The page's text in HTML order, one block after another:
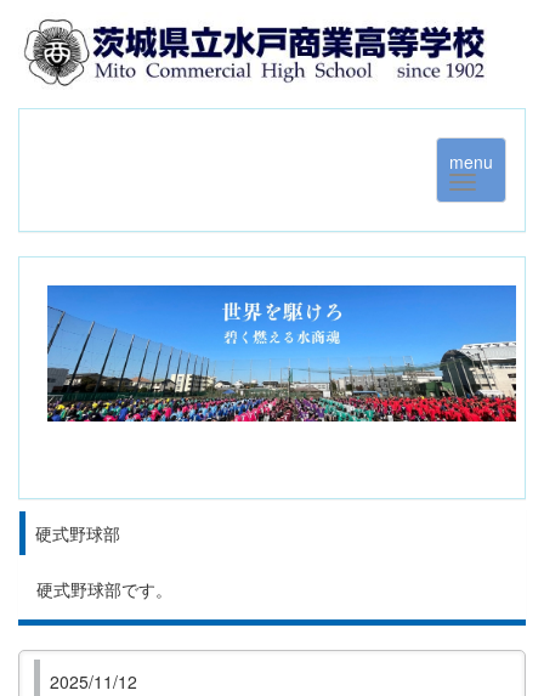
menu
硬式野球部
硬式野球部です。
2025/11/12